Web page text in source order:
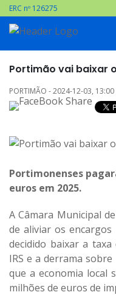
ERC nº 126275
Portimão vai baixar
PORTIMÃO - 2024-12-03, 13:00
Portimonenses
euros em 2025.
A Câmara Municipal
de aliviar os
decidido baixar a
IRS e a derrama
que a economia local
milhões de euros de